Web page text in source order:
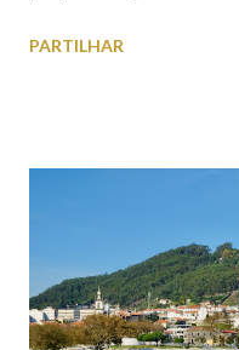
subterrâneos) perto do
subterrâneos. O Parque
2ª a 5ª feira a partir das
PARTILHAR